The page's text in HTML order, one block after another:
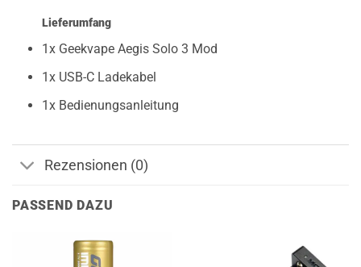
Lieferumfang
1x Geekvape Aegis Solo 3 Mod
1x USB-C Ladekabel
1x Bedienungsanleitung
Rezensionen (0)
PASSEND DAZU